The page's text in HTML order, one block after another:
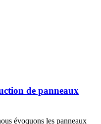
de panneaux
évoquons les panneaux